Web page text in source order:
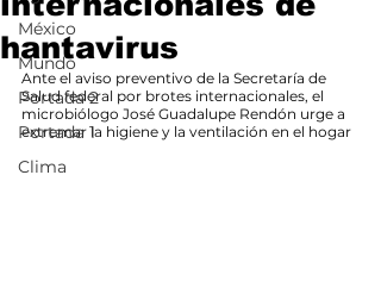
México
Mundo
Portada 2
Portada 1
Clima
hantavirus
Ante el aviso preventivo de la Secretaría de
Salud federal por brotes internacionales, el
microbiólogo José Guadalupe Rendón urge a
extremar la higiene y la ventilación en el hogar